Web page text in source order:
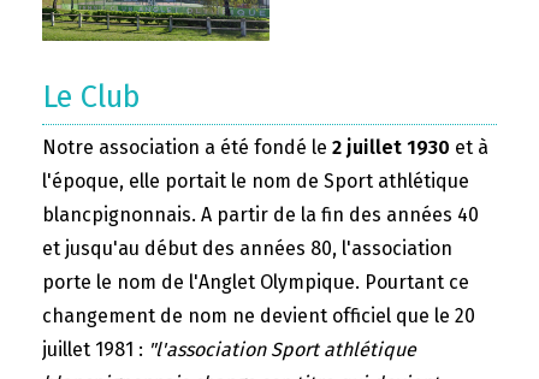
Le Club
Notre association a été fondé le 2 juillet 1930 et à
l'époque, elle portait le nom de Sport athlétique
blancpignonnais. A partir de la fin des années 40
et jusqu'au début des années 80, l'association
porte le nom de l'Anglet Olympique. Pourtant ce
changement de nom ne devient officiel que le 20
juillet 1981 : "l'association Sport athlétique